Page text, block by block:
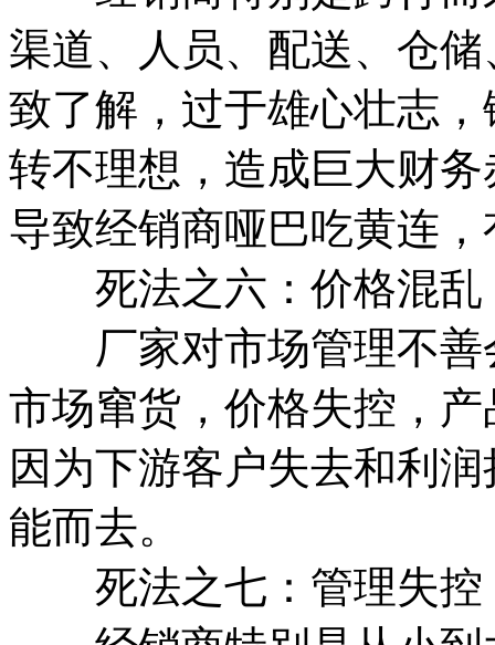
渠道、人员、配送、仓
致了解，过于雄心壮志
转不理想，造成巨大财
导致经销商哑巴吃黄连
死法之六：价格混乱
厂家对市场管理不善
市场窜货，价格失控，
因为下游客户失去和利
能而去。
死法之七：管理失控